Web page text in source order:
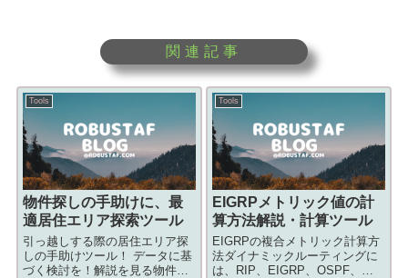
Tools
物件探しの手助けに、最
適居住エリア探索ツール
引っ越しする際の居住エリア探
しの手助けツール！ データに基
づく検討を！解説を見る物件選
Tools
EIGRPメトリック値の計
算方法解説・計算ツール
EIGRPの複合メトリック計算方
法ダイナミックルーティングに
は、RIP、EIGRP、OSPF、